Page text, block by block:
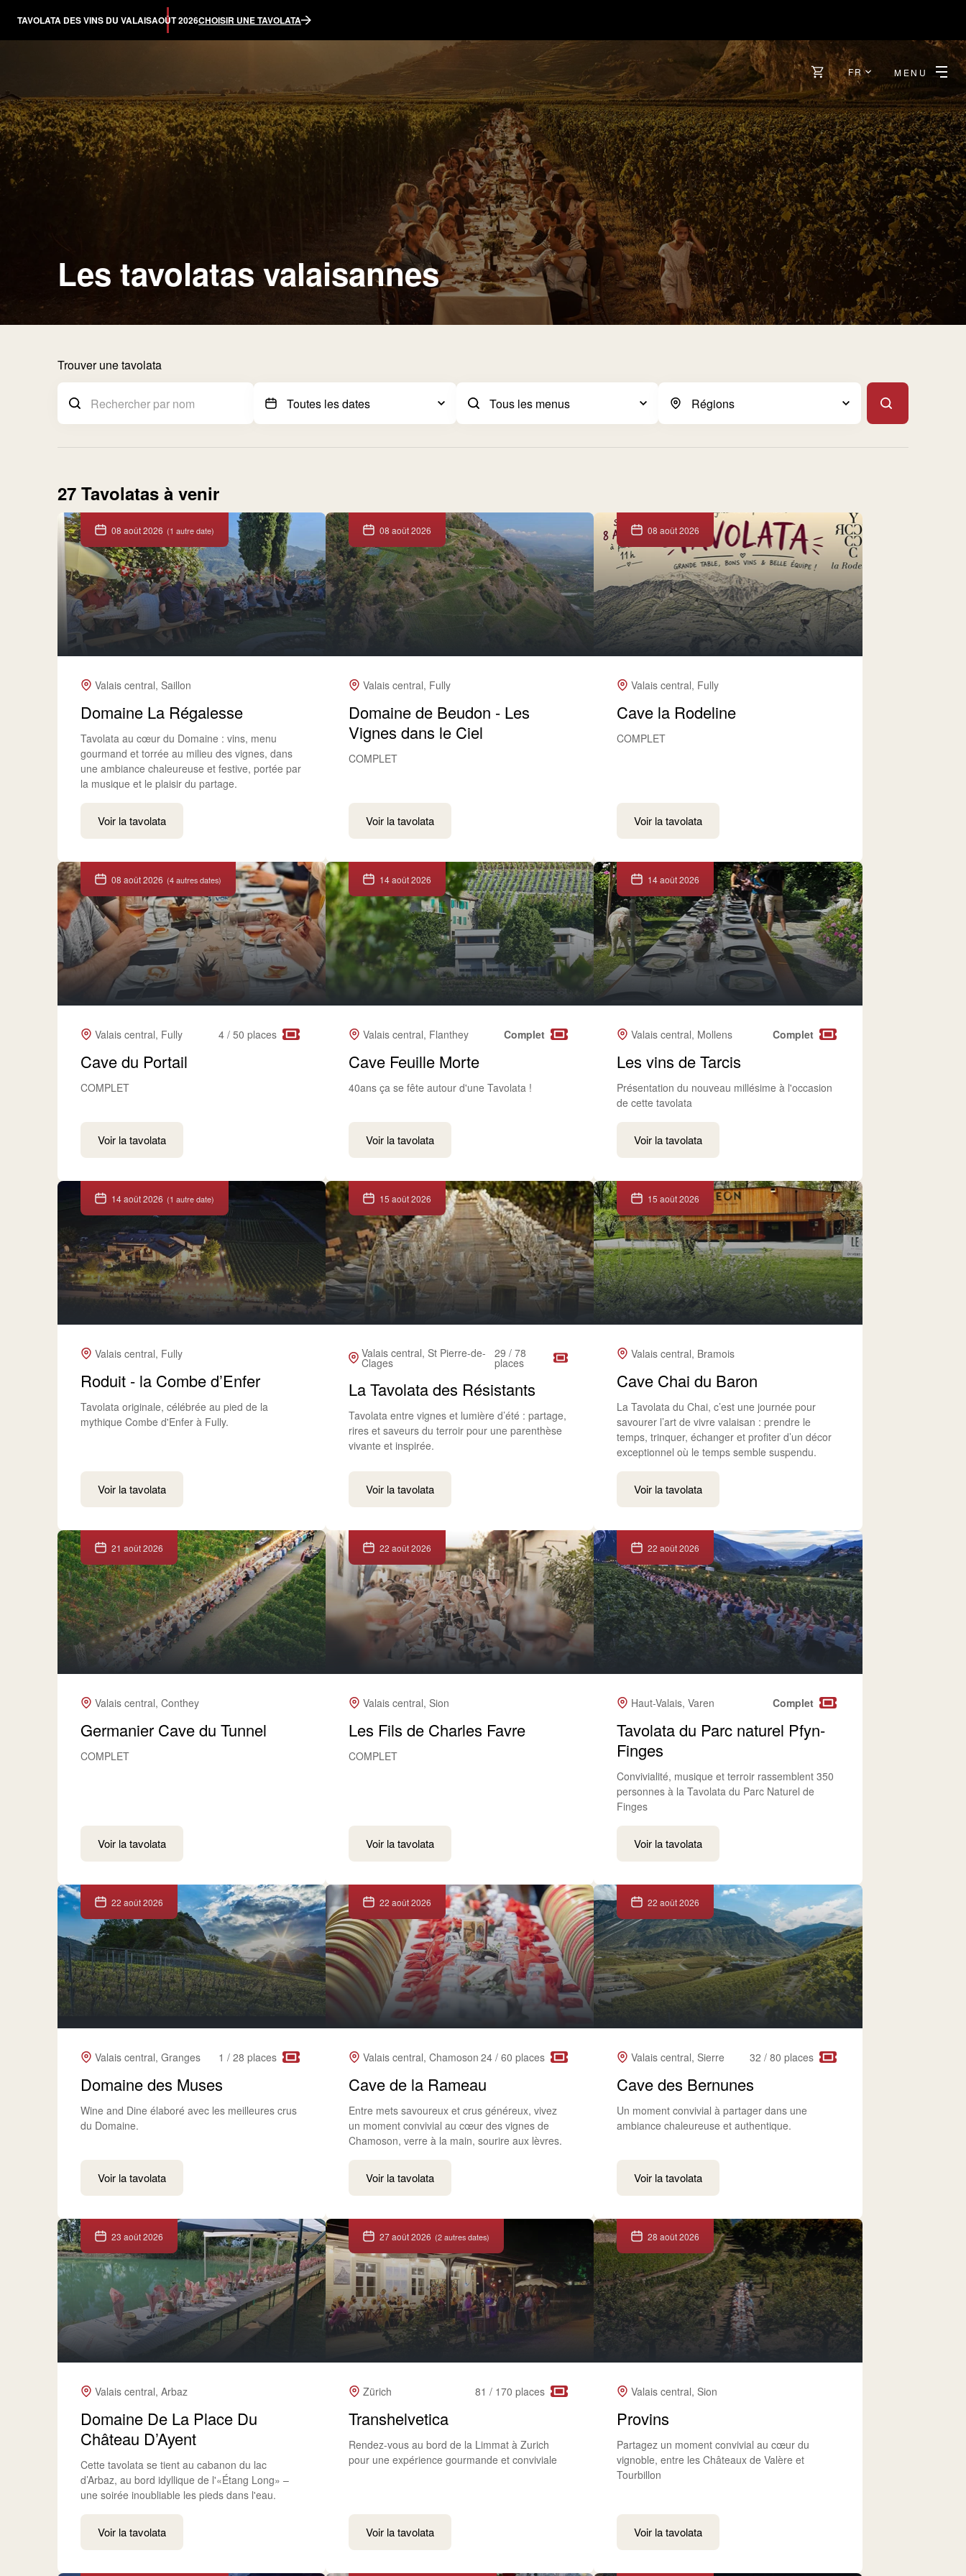
TAVOLATA DES VINS DU VALAISAOÛT 2026CHOISIR UNE TAVOLATA
FR MENU
Les tavolatas valaisannes
Trouver une tavolata
27 Tavolatas à venir
08 août 2026 (1 autre date)
Valais central, Saillon
Domaine La Régalesse
Tavolata au cœur du Domaine : vins, menu
gourmand et torrée au milieu des vignes, dans
une ambiance chaleureuse et festive, portée par
la musique et le plaisir du partage.
Voir la tavolata
08 août 2026
Valais central, Fully
Domaine de Beudon - Les
Vignes dans le Ciel
COMPLET
Voir la tavolata
08 août 2026
Valais central, Fully
Cave la Rodeline
COMPLET
Voir la tavolata
08 août 2026 (4 autres dates)
Valais central, Fully 4 / 50 places
Cave du Portail
COMPLET
Voir la tavolata
14 août 2026
Valais central, Flanthey Complet
Cave Feuille Morte
40ans ça se fête autour d'une Tavolata !
Voir la tavolata
14 août 2026
Valais central, Mollens Complet
Les vins de Tarcis
Présentation du nouveau millésime à l'occasion
de cette tavolata
Voir la tavolata
14 août 2026 (1 autre date)
Valais central, Fully
Roduit - la Combe d’Enfer
Tavolata originale, célébrée au pied de la
mythique Combe d'Enfer à Fully.
Voir la tavolata
15 août 2026
Valais central, St Pierre-de-
Clages
29 / 78
places
La Tavolata des Résistants
Tavolata entre vignes et lumière d’été : partage,
rires et saveurs du terroir pour une parenthèse
vivante et inspirée.
Voir la tavolata
15 août 2026
Valais central, Bramois
Cave Chai du Baron
La Tavolata du Chai, c’est une journée pour
savourer l’art de vivre valaisan : prendre le
temps, trinquer, échanger et profiter d’un décor
exceptionnel où le temps semble suspendu.
Voir la tavolata
21 août 2026
Valais central, Conthey
Germanier Cave du Tunnel
COMPLET
Voir la tavolata
22 août 2026
Valais central, Sion
Les Fils de Charles Favre
COMPLET
Voir la tavolata
22 août 2026
Haut-Valais, Varen Complet
Tavolata du Parc naturel Pfyn-
Finges
Convivialité, musique et terroir rassemblent 350
personnes à la Tavolata du Parc Naturel de
Finges
Voir la tavolata
22 août 2026
Valais central, Granges 1 / 28 places
Domaine des Muses
Wine and Dine élaboré avec les meilleures crus
du Domaine.
Voir la tavolata
22 août 2026
Valais central, Chamoson 24 / 60 places
Cave de la Rameau
Entre mets savoureux et crus généreux, vivez
un moment convivial au cœur des vignes de
Chamoson, verre à la main, sourire aux lèvres.
Voir la tavolata
22 août 2026
Valais central, Sierre 32 / 80 places
Cave des Bernunes
Un moment convivial à partager dans une
ambiance chaleureuse et authentique.
Voir la tavolata
23 août 2026
Valais central, Arbaz
Domaine De La Place Du
Château D’Ayent
Cette tavolata se tient au cabanon du lac
d’Arbaz, au bord idyllique de l'«Étang Long» –
une soirée inoubliable les pieds dans l'eau.
Voir la tavolata
27 août 2026 (2 autres dates)
Zürich 81 / 170 places
Transhelvetica
Rendez-vous au bord de la Limmat à Zurich
pour une expérience gourmande et conviviale
Voir la tavolata
28 août 2026
Valais central, Sion
Provins
Partagez un moment convivial au cœur du
vignoble, entre les Châteaux de Valère et
Tourbillon
Voir la tavolata